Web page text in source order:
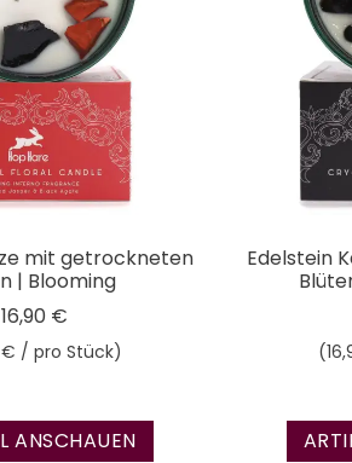
mit getrockneten
| Blooming
16,90 €
€ / pro Stück)
ANSCHAUEN
Edelstein